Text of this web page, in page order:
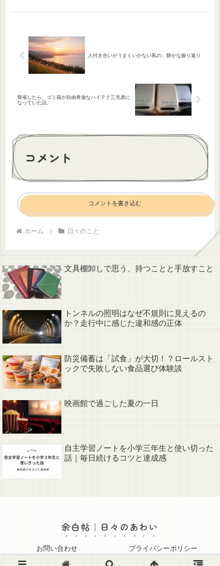
人付き合いがうまくいかない私の、静かな振り返り
帰省したら、ゴミ箱が自由奔放なハイテク三兄弟に
なっていた話。
コメント
コメントを書き込む
ホーム 日々のこと
文具棚卸しで思う、持つことと手放すこと
トンネルの照明はなぜ不規則に見えるの
か？走行中に感じた違和感の正体
防災備蓄は「試食」が大切！？ロールスト
ックで失敗しない食品選び体験談
映画館で過ごした夏の一日
自主学習ノートを小学三年生と使い切った
話｜毎日続けるコツと達成感
余白帖｜日々のあわい
お問い合わせ プライバシーポリシー